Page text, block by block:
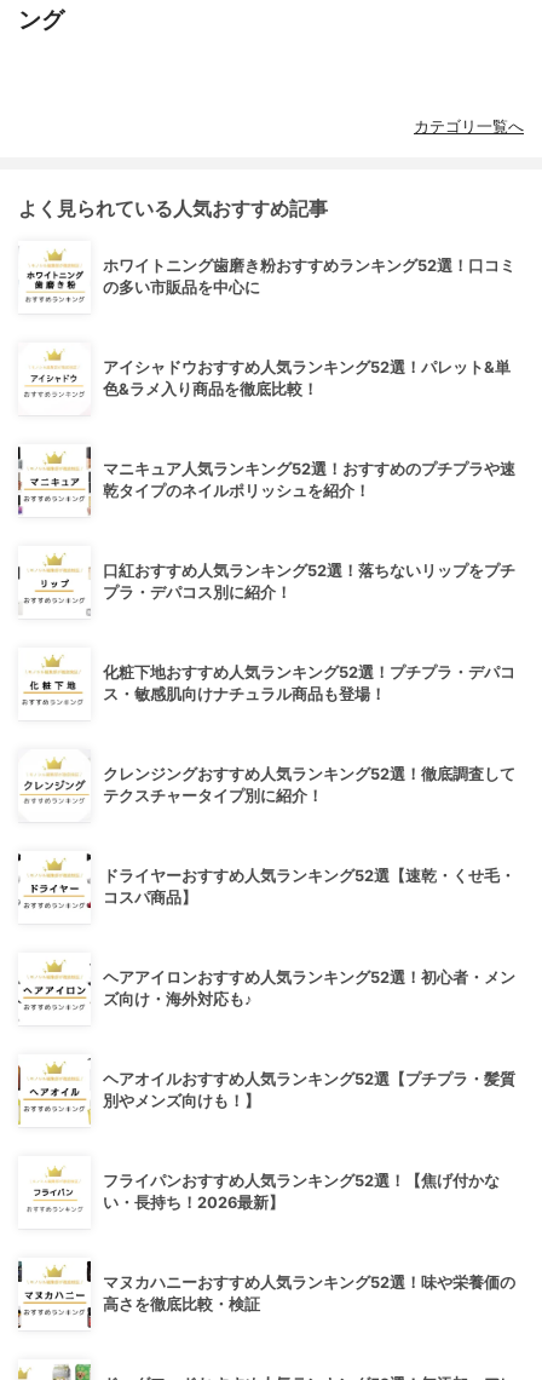
ング
カテゴリ一覧へ
よく見られている人気おすすめ記事
ホワイトニング歯磨き粉おすすめランキング52選！口コミ
の多い市販品を中心に
アイシャドウおすすめ人気ランキング52選！パレット&単
色&ラメ入り商品を徹底比較！
マニキュア人気ランキング52選！おすすめのプチプラや速
乾タイプのネイルポリッシュを紹介！
口紅おすすめ人気ランキング52選！落ちないリップをプチ
プラ・デパコス別に紹介！
化粧下地おすすめ人気ランキング52選！プチプラ・デパコ
ス・敏感肌向けナチュラル商品も登場！
クレンジングおすすめ人気ランキング52選！徹底調査して
テクスチャータイプ別に紹介！
ドライヤーおすすめ人気ランキング52選【速乾・くせ毛・
コスパ商品】
ヘアアイロンおすすめ人気ランキング52選！初心者・メン
ズ向け・海外対応も♪
ヘアオイルおすすめ人気ランキング52選【プチプラ・髪質
別やメンズ向けも！】
フライパンおすすめ人気ランキング52選！【焦げ付かな
い・長持ち！2026最新】
マヌカハニーおすすめ人気ランキング52選！味や栄養価の
高さを徹底比較・検証